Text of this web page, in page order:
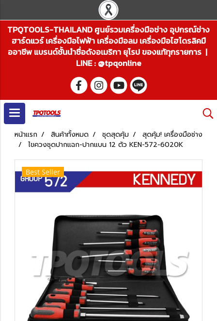
TPQTOOLS-THAILAND ศูนย์รวมเครื่องมือช่าง อุปกรณ์ช่าง
ฮาร์ดแวร์ เครื่องมือไฟฟ้า เครื่องมือลม เครื่องมือไฮโดรลิคมื
ออาชีพ แบรนด์ชั้นนำชื่อดังอเมริกา ยุโรป ของแท้ทุกรายการ |
LINE : @tpqonline
หน้าแรก สินค้าทั้งหมด ชุดสุดคุ้ม
สุดคุ้ม! เครื่องมือช่าง
ไขควงชุดปากแฉก-ปากแบน 12 ตัว KEN-572-6020K
Best Seller